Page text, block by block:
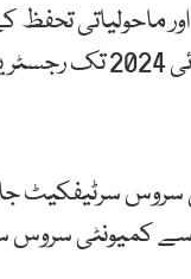
تحفظ
کو کمیونٹی سروس
سے کمیونٹی